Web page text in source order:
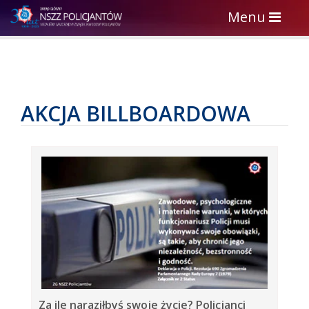
Toggle
navigation
Menu
AKCJA BILLBOARDOWA
Za ile naraziłbyś swoje życie? Policjanci